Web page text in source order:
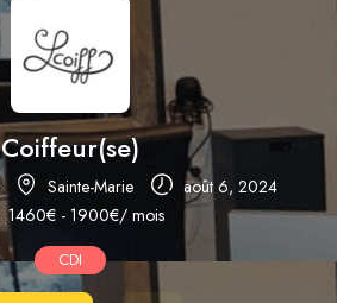
Coiffeur(se)
Sainte-Marie
août 6, 2024
1460€ - 1900€/ mois
CDI